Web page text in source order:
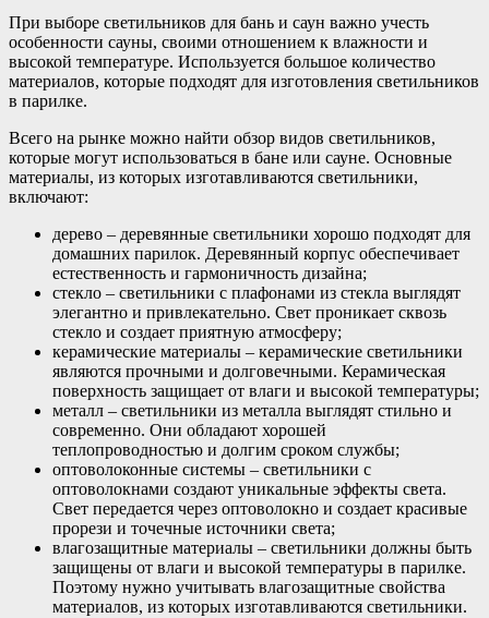
При выборе светильников для бань и саун важно учесть
особенности сауны, своими отношением к влажности и
высокой температуре. Используется большое количество
материалов, которые подходят для изготовления светильников
в парилке.
Всего на рынке можно найти обзор видов светильников,
которые могут использоваться в бане или сауне. Основные
материалы, из которых изготавливаются светильники,
включают:
дерево – деревянные светильники хорошо подходят для
домашних парилок. Деревянный корпус обеспечивает
естественность и гармоничность дизайна;
стекло – светильники с плафонами из стекла выглядят
элегантно и привлекательно. Свет проникает сквозь
стекло и создает приятную атмосферу;
керамические материалы – керамические светильники
являются прочными и долговечными. Керамическая
поверхность защищает от влаги и высокой температуры;
металл – светильники из металла выглядят стильно и
современно. Они обладают хорошей
теплопроводностью и долгим сроком службы;
оптоволоконные системы – светильники с
оптоволокнами создают уникальные эффекты света.
Свет передается через оптоволокно и создает красивые
прорези и точечные источники света;
влагозащитные материалы – светильники должны быть
защищены от влаги и высокой температуры в парилке.
Поэтому нужно учитывать влагозащитные свойства
материалов, из которых изготавливаются светильники.